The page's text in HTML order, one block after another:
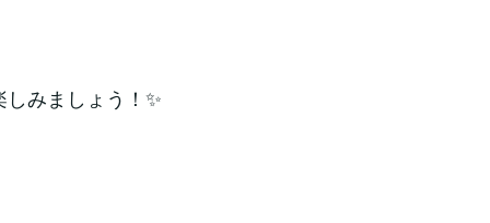
みましょう！✨